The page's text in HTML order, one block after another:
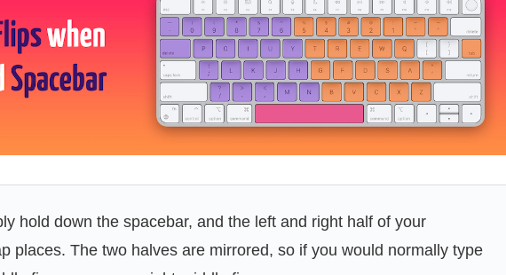
hold down the spacebar, and the left and right half of your
places. The two halves are mirrored, so if you would normally type